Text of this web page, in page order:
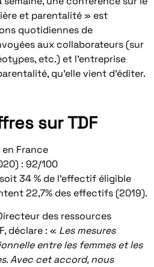
et parentalité » est
quotidiennes de
aux collaborateurs (sur
etc.) et l’entreprise
qu’elle vient d’éditer.
sur TDF
France
: 92/100
34 % de l’effectif éligible
22,7% des effectifs (2019).
des ressources
déclare : « Les mesures
entre les femmes et les
Avec cet accord, nous